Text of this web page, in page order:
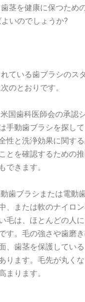
茎を健康に保つため
いのでしょうか?
ている歯ブラシのス
のとおりです。
米国歯科医師会の承認
手動歯ブラシを探して
性と洗浄効果に関す
とを確認するための
できます。
歯ブラシまたは電動
、または軟のナイロ
毛は、ほとんどの人
す。毛の強さや歯磨
、歯茎を保護してい
ります。毛先が丸く
まります。